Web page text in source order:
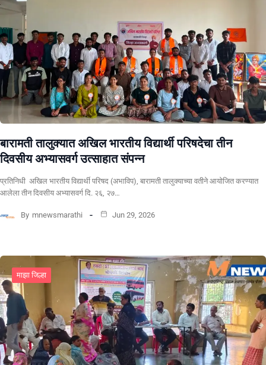
बारामती तालुक्यात अखिल भारतीय विद्यार्थी परिषदेचा तीन
दिवसीय अभ्यासवर्ग उत्साहात संपन्न
प्रतिनिधी अखिल भारतीय विद्यार्थी परिषद (अभाविप), बारामती तालुक्याच्या वतीने आयोजित करण्यात
आलेला तीन दिवसीय अभ्यासवर्ग दि. २६, २७…
By mnewsmarathi Jun 29, 2026
माझा जिल्हा